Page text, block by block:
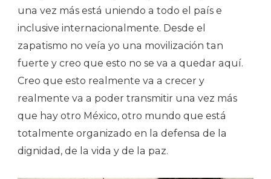
una vez más está uniendo a todo el país e
inclusive internacionalmente. Desde el
zapatismo no veía yo una movilización tan
fuerte y creo que esto no se va a quedar aquí.
Creo que esto realmente va a crecer y
realmente va a poder transmitir una vez más
que hay otro México, otro mundo que está
totalmente organizado en la defensa de la
dignidad, de la vida y de la paz.